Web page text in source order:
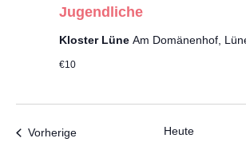
Jugendliche
Kloster Lüne Am Domänenhof,
€10
VorherigeVeranstaltungen Heute